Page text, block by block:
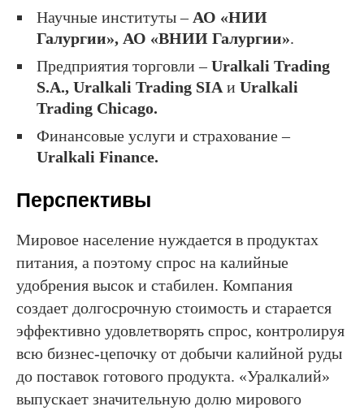
Научные институты – АО «НИИ
Галургии», АО «ВНИИ Галургии».
Предприятия торговли –Uralkali Trading
S.A., Uralkali Trading SIA и Uralkali
Trading Chicago.
Финансовые услуги и страхование –
Uralkali Finance.
Перспективы
Мировое население нуждается в продуктах
питания, а поэтому спрос на калийные
удобрения высок и стабилен. Компания
создает долгосрочную стоимость и старается
эффективно удовлетворять спрос, контролируя
всю бизнес-цепочку от добычи калийной руды
до поставок готового продукта. «Уралкалий»
выпускает значительную долю мирового